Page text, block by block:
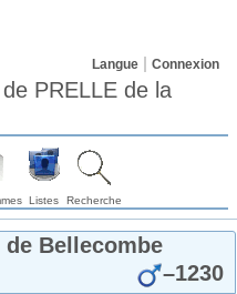
Langue Connexion
PRELLE de la
Listes Recherche
de Bellecombe
–1230